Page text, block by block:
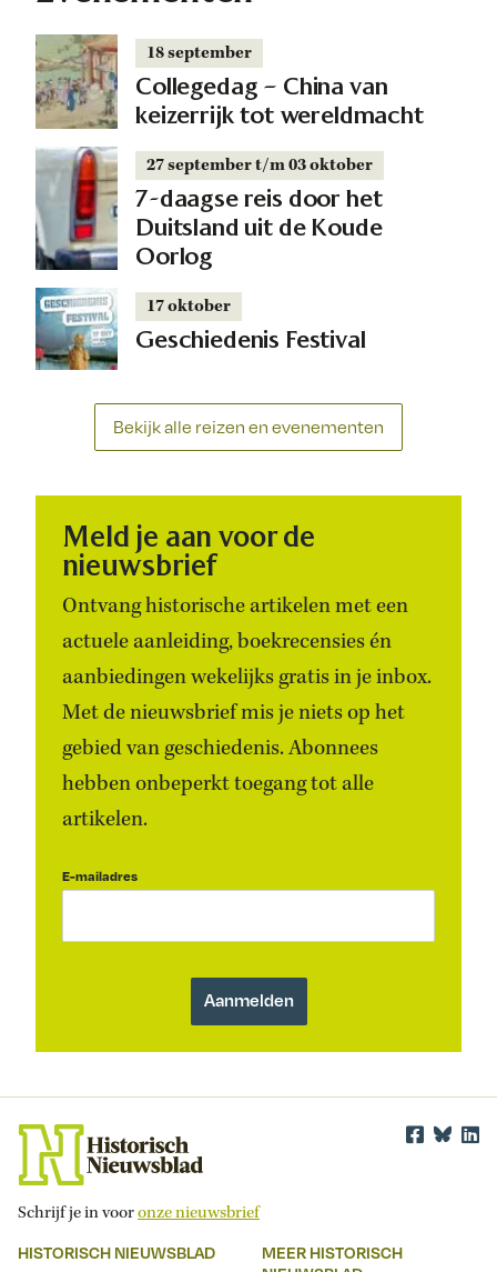
18 september
Collegedag – China van
keizerrijk tot wereldmacht
27 september t/m 03 oktober
7-daagse reis door het
Duitsland uit de Koude
Oorlog
17 oktober
Geschiedenis Festival
Bekijk alle reizen en evenementen
Meld je aan voor de
nieuwsbrief
Ontvang historische artikelen met een
actuele aanleiding, boekrecensies én
aanbiedingen wekelijks gratis in je inbox.
Met de nieuwsbrief mis je niets op het
gebied van geschiedenis. Abonnees
hebben onbeperkt toegang tot alle
artikelen.
E-mailadres
Schrijf je in vooronze nieuwsbrief
HISTORISCH NIEUWSBLAD
MEER HISTORISCH